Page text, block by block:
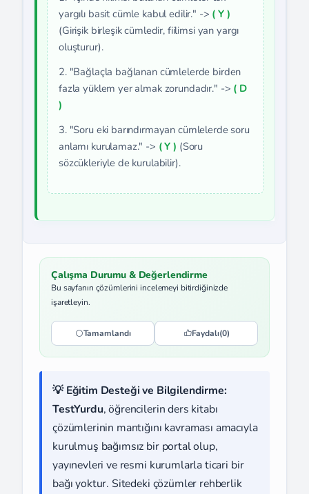
yargılı basit cümle kabul edilir." -> ( Y )
(Girişik birleşik cümledir, fiilimsi yan yargı
oluşturur).
2. "Bağlaçla bağlanan cümlelerde birden
fazla yüklem yer almak zorundadır." -> ( D
)
3. "Soru eki barındırmayan cümlelerde soru
anlamı kurulamaz." -> ( Y ) (Soru
sözcükleriyle de kurulabilir).
Çalışma Durumu & Değerlendirme
Bu sayfanın çözümlerini incelemeyi bitirdiğinizde
işaretleyin.
Tamamlandı Faydalı(0)
💡 Eğitim Desteği ve Bilgilendirme:
TestYurdu, öğrencilerin ders kitabı
çözümlerinin mantığını kavraması amacıyla
kurulmuş bağımsız bir portal olup,
yayınevleri ve resmi kurumlarla ticari bir
bağı yoktur. Sitedeki çözümler rehberlik